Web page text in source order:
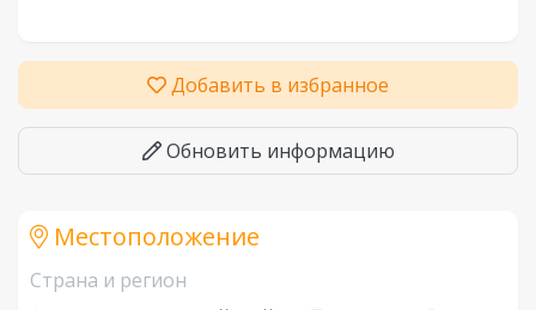
Добавить в избранное
Обновить информацию
Местоположение
Страна и регион